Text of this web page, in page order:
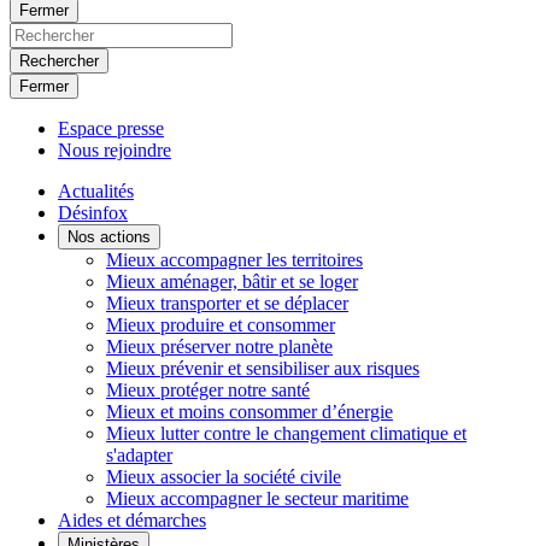
Fermer
Rechercher
Fermer
Espace presse
Nous rejoindre
Actualités
Désinfox
Nos actions
Mieux accompagner les territoires
Mieux aménager, bâtir et se loger
Mieux transporter et se déplacer
Mieux produire et consommer
Mieux préserver notre planète
Mieux prévenir et sensibiliser aux risques
Mieux protéger notre santé
Mieux et moins consommer d’énergie
Mieux lutter contre le changement climatique et
s'adapter
Mieux associer la société civile
Mieux accompagner le secteur maritime
Aides et démarches